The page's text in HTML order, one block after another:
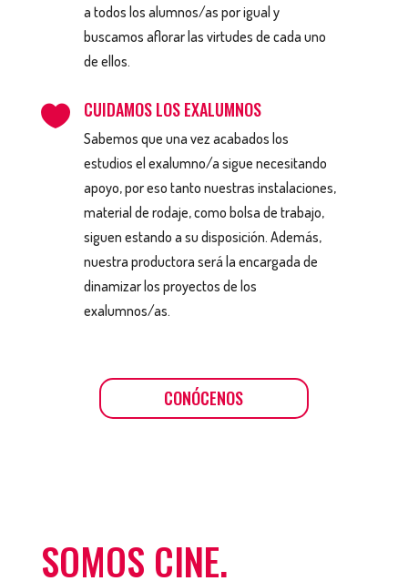
a todos los alumnos/as por igual y
buscamos aflorar las virtudes de cada uno
de ellos.
 CUIDAMOS LOS EXALUMNOS
Sabemos que una vez acabados los
estudios el exalumno/a sigue necesitando
apoyo, por eso tanto nuestras instalaciones,
material de rodaje, como bolsa de trabajo,
siguen estando a su disposición. Además,
nuestra productora será la encargada de
dinamizar los proyectos de los
exalumnos/as.
CONÓCENOS
SOMOS CINE.